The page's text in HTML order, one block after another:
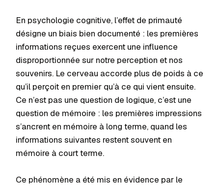
En psychologie cognitive, l’effet de primauté
désigne un biais bien documenté : les premières
informations reçues exercent une influence
disproportionnée sur notre perception et nos
souvenirs. Le cerveau accorde plus de poids à ce
qu’il perçoit en premier qu’à ce qui vient ensuite.
Ce n’est pas une question de logique, c’est une
question de mémoire : les premières impressions
s’ancrent en mémoire à long terme, quand les
informations suivantes restent souvent en
mémoire à court terme.
Ce phénomène a été mis en évidence par le